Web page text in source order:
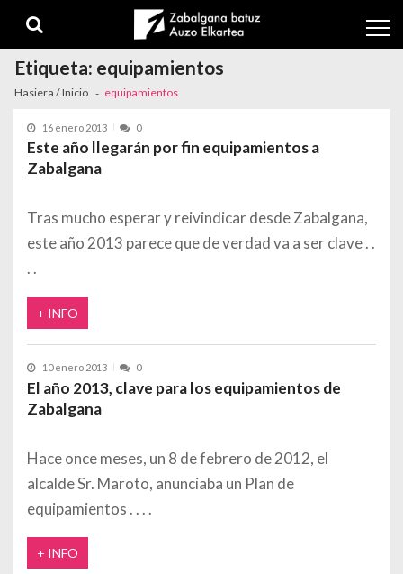
Etiqueta: equipamientos
Hasiera / Inicio equipamientos
16 enero 2013 0
Este año llegarán por fin equipamientos a
Zabalgana
Tras mucho esperar y reivindicar desde Zabalgana,
este año 2013 parece que de verdad va a ser clave
+ INFO
10 enero 2013 0
El año 2013, clave para los equipamientos de
Zabalgana
Hace once meses, un 8 de febrero de 2012, el
alcalde Sr. Maroto, anunciaba un Plan de
equipamientos
+ INFO